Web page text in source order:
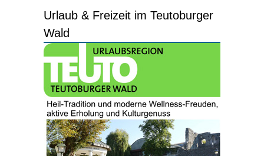
Urlaub & Freizeit im Teutoburger
Wald